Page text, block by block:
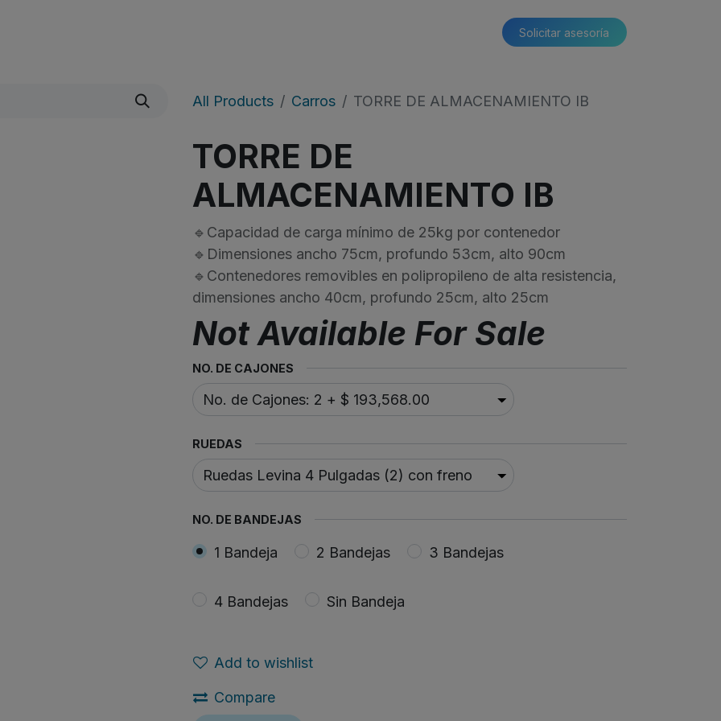
Solicitar asesoría​​
All Products Carros TORRE DE ALMACENAMIENTO IB
TORRE DE
ALMACENAMIENTO IB
🔹Capacidad de carga mínimo de 25kg por contenedor
🔹Dimensiones ancho 75cm, profundo 53cm, alto 90cm
🔹Contenedores removibles en polipropileno de alta resistencia,
dimensiones ancho 40cm, profundo 25cm, alto 25cm
Not Available For Sale
NO. DE CAJONES
RUEDAS
NO. DE BANDEJAS
1 Bandeja 2 Bandejas 3 Bandejas
4 Bandejas Sin Bandeja
Add to wishlist
Compare